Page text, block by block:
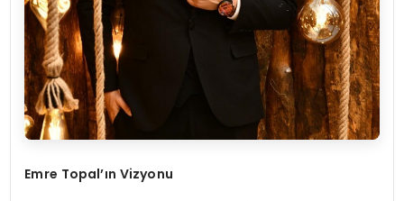
Emre Topal’ın Vizyonu